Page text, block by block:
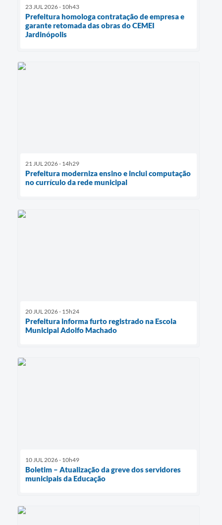
23 JUL 2026 - 10h43
Prefeitura homologa contratação de empresa e
garante retomada das obras do CEMEI
Jardinópolis
21 JUL 2026 - 14h29
Prefeitura moderniza ensino e inclui computação
no currículo da rede municipal
20 JUL 2026 - 15h24
Prefeitura informa furto registrado na Escola
Municipal Adolfo Machado
10 JUL 2026 - 10h49
Boletim – Atualização da greve dos servidores
municipais da Educação